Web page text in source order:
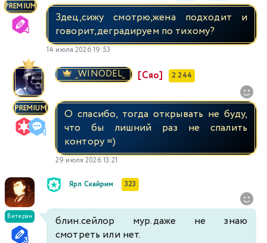
PREMIUM
Здец,сижу смотрю,жена подходит и
говорит,деградируем по тихому?
14 июля 2026 19:53
PREMIUM
_WINODEL_ [Сяо] 2 244
О спасибо, тогда открывать не буду,
что бы лишний раз не спалить
контору =)
29 июля 2026 13:21
Ветеран
Ярл Скайрим 323
блин.сейлор мур.даже не знаю
смотреть или нет.